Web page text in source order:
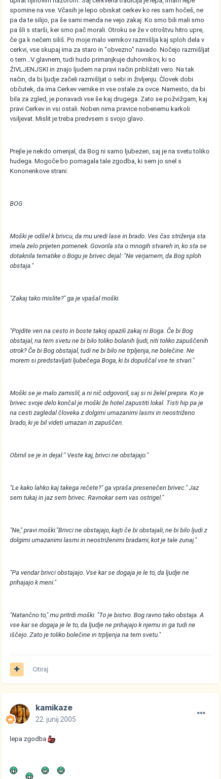
spomine na vse. Včasih je lepo obiskat cerkev ko res sam hočeš, ne
pa da te silijo, pa še sami menda ne vejo zakaj. Ko smo bili mali smo
pa šli s starši, ker smo pač morali. Otroku se že v otroštvu hitro upre,
če ga k nečem siliš. Po moje malo vernikov razmišlja kaj sploh dela v
cerkvi, vse skupaj ima za staro in "obvezno" navado. Nočejo razmišljat
o tem...V glavnem, tudi hudo primanjkuje duhovnikov, ki so
ŽIVLJENJSKI in znajo ljudem na pravi način približati vero. Na tak
način, da bi ljudje začeli razmišljat o sebi in življenju. Človek dobi
občutek, da ima Cerkev vernike in vse ostale za ovce. Namesto, da bi
bila za zgled, je ponavadi vse še kaj drugega. Zato se požvižgam, kaj
pravi Cerkev in vsi ostali. Noben nima pravice nobenemu karkoli
vsiljevat. Mislit je treba predvsem s svojo glavo.
Prejle je nekdo omenjal, da Bog ni samo ljubezen, saj je na svetu toliko
hudega. Mogoče bo pomagala tale zgodba, ki sem jo snel s
Kononenkove strani:
BOG
Moški je odšel k brivcu, da mu uredi lase in brado. Ves čas striženja sta
imela zelo prijeten pomenek. Govorila sta o mnogih stvareh in, ko sta se
dotaknila tematike o Bogu je brivec dejal: "Ne verjamem, da Bog sploh
obstaja."
"Zakaj tako mislite?" ga je vpašal moški.
"Pojdite ven na cesto in boste takoj opazili zakaj ni Boga. Če bi Bog
obstajal, na tem svetu ne bi bilo toliko bolanih ljudi, niti toliko zapuščenih
otrok? Če bi Bog obstajal, tudi ne bi bilo ne trpljenja, ne bolečine. Ne
morem si predstavljati ljubečega Boga, ki bi dopuščal vse te stvari."
Moški se je malo zamislil, a ni nič odgovoril, saj si ni želel prepira. Ko je
brivec svoje delo končal je moški že hotel zapustiti lokal. Tisti hip pa je
na cesti zagledal človeka z dolgimi umazanimi lasmi in neostriženo
brado, ki je bil videti umazan in zapuščen.
Obrnil se je in dejal:" Veste kaj, brivci ne obstajajo."
"Le kako lahko kaj takega rečete?" ga vpraša presenečen brivec." Jaz
sem tukaj in jaz sem brivec. Ravnokar sem vas ostrigel."
"Ne," pravi moški."Brivci ne obstajajo, kajti če bi obstajali, ne bi bilo ljudi z
dolgimi umazanimi lasmi in neostriženimi bradami, kot je tale zunaj."
"Pa vendar brivci obstajajo. Vse kar se dogaja je le to, da ljudje ne
prihajajo k meni."
"Natančno to," mu pritrdi moški. "To je bistvo. Bog ravno tako obstaja. A
vse kar se dogaja je le to, da ljudje ne prihajajo k njemu in ga tudi ne
iščejo. Zato je toliko bolečine in trpljenja na tem svetu."
Citiraj
kamikaze
22. junij 2005
lepa zgodba